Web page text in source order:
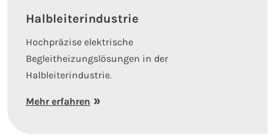
Halbleiterindustrie
Hochpräzise elektrische
Begleitheizungslösungen in der
Halbleiterindustrie.
Mehr erfahren